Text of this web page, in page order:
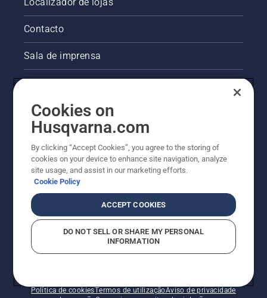
Contacto
Sala de imprensa
Outros websites da Husqvarna
A abordagem da Husqvarna à sustentabilidade
Política de cookiesTermos de utilizaçãoAviso de privacidade
Cookies on
Husqvarna.com
By clicking “Accept Cookies”, you agree to the storing of
cookies on your device to enhance site navigation, analyze
site usage, and assist in our marketing efforts.
Cookie Policy
ACCEPT COOKIES
DO NOT SELL OR SHARE MY PERSONAL
INFORMATION